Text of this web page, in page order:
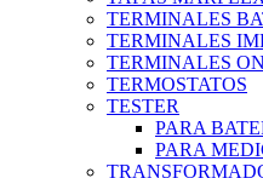
TERMINALES
TERMINALES
TERMINALES
TERMOSTATOS
TESTER
PARA
PARA